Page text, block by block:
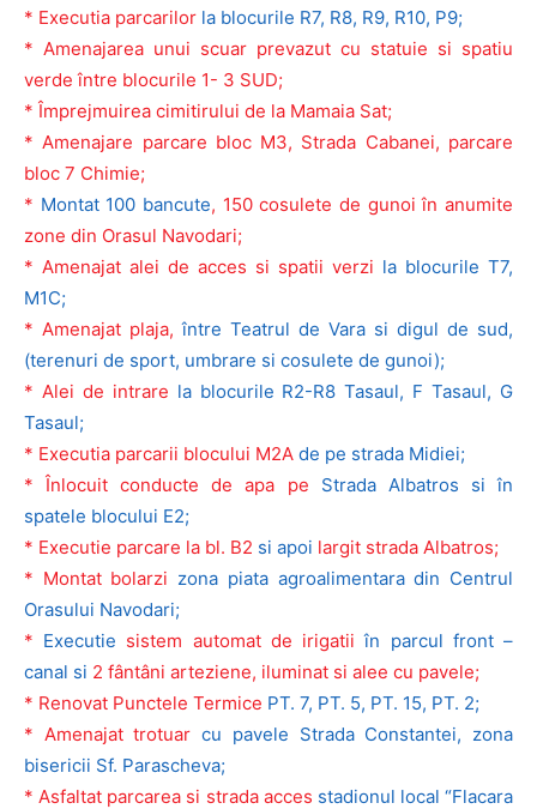
* Executia parcarilor la blocurile R7, R8, R9, R10, P9;
* Amenajarea unui scuar prevazut cu statuie si spatiu
verde între blocurile 1- 3 SUD;
* Împrejmuirea cimitirului de la Mamaia Sat;
* Amenajare parcare bloc M3, Strada Cabanei, parcare
bloc 7 Chimie;
* Montat 100 bancute, 150 cosulete de gunoi în anumite
zone din Orasul Navodari;
* Amenajat alei de acces si spatii verzi la blocurile T7,
M1C;
* Amenajat plaja, între Teatrul de Vara si digul de sud,
(terenuri de sport, umbrare si cosulete de gunoi);
* Alei de intrare la blocurile R2-R8 Tasaul, F Tasaul, G
Tasaul;
* Executia parcarii blocului M2A de pe strada Midiei;
* Înlocuit conducte de apa pe
Strada Albatros si în
spatele blocului E2;
* Executie parcare la bl. B2 si apoi largit strada Albatros;
* Montat bolarzi zona piata agroalimentara din Centrul
Orasului Navodari;
* Executie sistem automat de irigatii în parcul front –
canal si 2 fântâni arteziene, iluminat si alee cu pavele;
* Renovat Punctele Termice PT. 7, PT. 5, PT. 15, PT. 2;
* Amenajat trotuar cu pavele Strada Constantei, zona
bisericii Sf. Parascheva;
* Asfaltat parcarea si strada acces stadionul local “Flacara